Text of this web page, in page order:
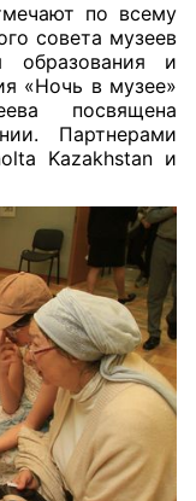
по всему
совета музеев
и
«Ночь в музее»
посвящена
Партнерами
Kazakhstan и